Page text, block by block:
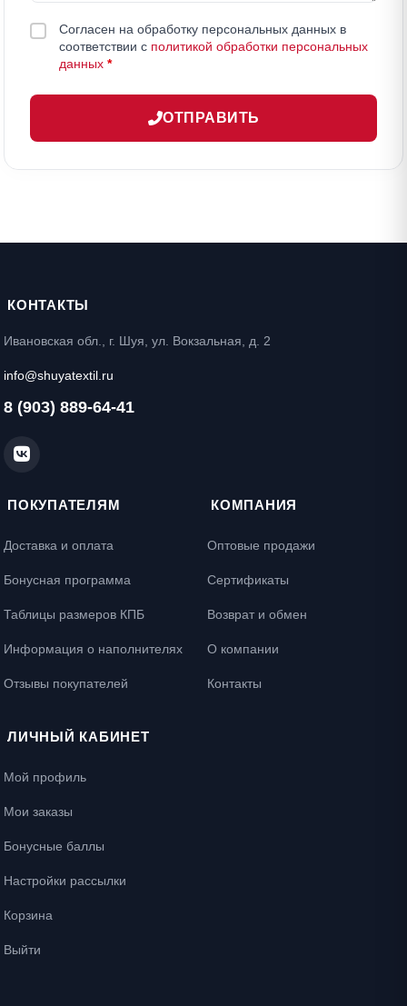
Согласен на обработку персональных данных в
соответствии с политикой обработки персональных
данных *
ОТПРАВИТЬ
КОНТАКТЫ
Ивановская обл., г. Шуя, ул. Вокзальная, д. 2
info@shuyatextil.ru
8 (903) 889-64-41
ПОКУПАТЕЛЯМ
Доставка и оплата
Бонусная программа
Таблицы размеров КПБ
Информация о наполнителях
Отзывы покупателей
КОМПАНИЯ
Оптовые продажи
Сертификаты
Возврат и обмен
О компании
Контакты
ЛИЧНЫЙ КАБИНЕТ
Мой профиль
Мои заказы
Бонусные баллы
Настройки рассылки
Корзина
Выйти